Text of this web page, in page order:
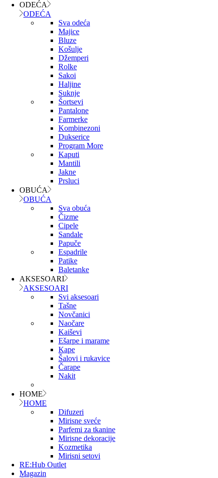
ODEĆA
ODEĆA
Sva odeća
Majice
Bluze
Košulje
Džemperi
Rolke
Sakoi
Haljine
Suknje
Šortsevi
Pantalone
Farmerke
Kombinezoni
Dukserice
Program More
Kaputi
Mantili
Jakne
Prsluci
OBUĆA
OBUĆA
Sva obuća
Čizme
Cipele
Sandale
Papuče
Espadrile
Patike
Baletanke
AKSESOARI
AKSESOARI
Svi aksesoari
Tašne
Novčanici
Naočare
Kaiševi
Ešarpe i marame
Kape
Šalovi i rukavice
Čarape
Nakit
HOME
HOME
Difuzeri
Mirisne sveće
Parfemi za tkanine
Mirisne dekoracije
Kozmetika
Mirisni setovi
RE:Hub Outlet
Magazin